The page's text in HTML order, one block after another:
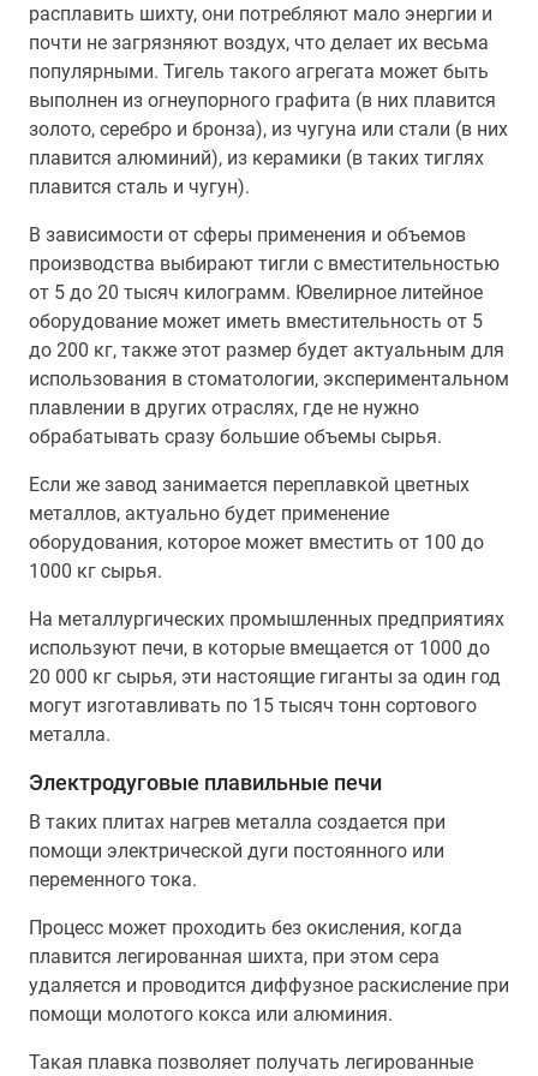
расплавить шихту, они потребляют мало энергии и
почти не загрязняют воздух, что делает их весьма
популярными. Тигель такого агрегата может быть
выполнен из огнеупорного графита (в них плавится
золото, серебро и бронза), из чугуна или стали (в них
плавится алюминий), из керамики (в таких тиглях
плавится сталь и чугун).
В зависимости от сферы применения и объемов
производства выбирают тигли с вместительностью
от 5 до 20 тысяч килограмм. Ювелирное литейное
оборудование может иметь вместительность от 5
до 200 кг, также этот размер будет актуальным для
использования в стоматологии, экспериментальном
плавлении в других отраслях, где не нужно
обрабатывать сразу большие объемы сырья.
Если же завод занимается переплавкой цветных
металлов, актуально будет применение
оборудования, которое может вместить от 100 до
1000 кг сырья.
На металлургических промышленных предприятиях
используют печи, в которые вмещается от 1000 до
20 000 кг сырья, эти настоящие гиганты за один год
могут изготавливать по 15 тысяч тонн сортового
металла.
Электродуговые плавильные печи
В таких плитах нагрев металла создается при
помощи электрической дуги постоянного или
переменного тока.
Процесс может проходить без окисления, когда
плавится легированная шихта, при этом сера
удаляется и проводится диффузное раскисление при
помощи молотого кокса или алюминия.
Такая плавка позволяет получать легированные